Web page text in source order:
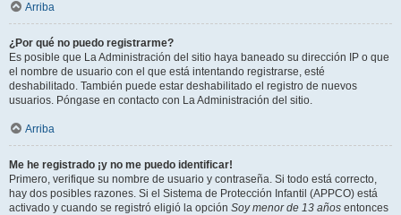
Arriba
¿Por qué no puedo registrarme?
Es posible que La Administración del sitio haya baneado su dirección IP o que
el nombre de usuario con el que está intentando registrarse, esté
deshabilitado. También puede estar deshabilitado el registro de nuevos
usuarios. Póngase en contacto con La Administración del sitio.
Arriba
Me he registrado ¡y no me puedo identificar!
Primero, verifique su nombre de usuario y contraseña. Si todo está correcto,
hay dos posibles razones. Si el Sistema de Protección Infantil (APPCO) está
activado y cuando se registró eligió la opción Soy menor de 13 años entonces